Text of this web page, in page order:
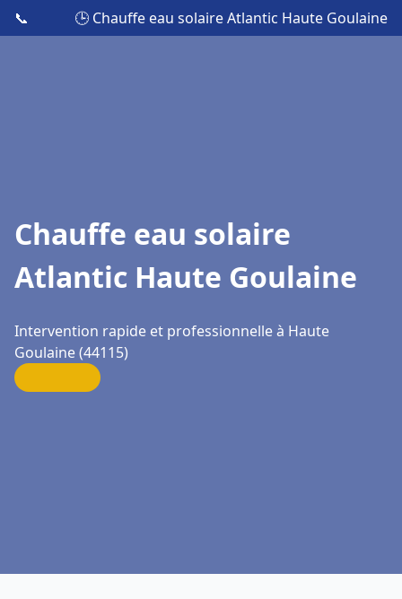
📞 🕒 Chauffe eau solaire Atlantic Haute Goulaine
Chauffe eau solaire
Atlantic Haute Goulaine
Intervention rapide et professionnelle à Haute
Goulaine (44115)